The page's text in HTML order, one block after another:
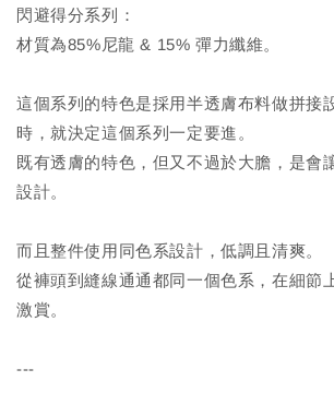
閃避得分系列：
材質為85%尼龍 & 15% 彈力纖維。
這個系列的特色是採用半透膚布料做拼接
時，就決定這個系列一定要進。
既有透膚的特色，但又不過於大膽，是會
設計。
而且整件使用同色系設計，低調且清爽。
從褲頭到縫線通通都同一個色系，在細節
激賞。
---